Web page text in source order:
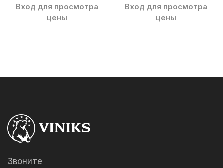
Вход для просмотра
цены
Вход для просмотра
цены
Звоните